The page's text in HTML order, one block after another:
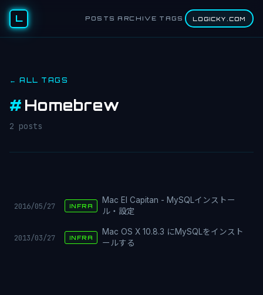
L POSTS ARCHIVE TAGS LOGICKY.COM
← ALL TAGS
# Homebrew
2 posts
2016/05/27 INFRA
Mac El Capitan - MySQLインストー
ル・設定
2013/03/27 INFRA
Mac OS X 10.8.3 にMySQLをインスト
ールする